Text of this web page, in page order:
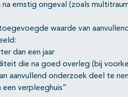
ernstig ongeval (zoals
waarde van
dan een jaar
die na goed overleg (bij
aanvullend onderzoek deel te
verpleeghuis”